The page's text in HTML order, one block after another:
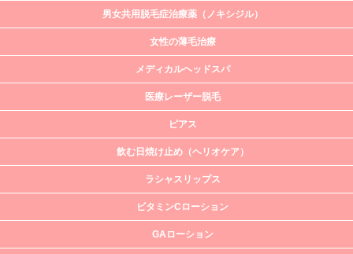
男女共用脱毛症治療薬（ノキシジル）
女性の薄毛治療
メディカルヘッドスパ
医療レーザー脱毛
ピアス
飲む日焼け止め（ヘリオケア）
ラシャスリップス
ビタミンCローション
GAローション